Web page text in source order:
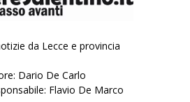
da Lecce e provincia
Dario De Carlo
Flavio De Marco